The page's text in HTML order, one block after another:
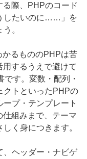
際、PHPのコード
したいのに……」を
。
るもののPHPは苦
するうえで避けて
す。変数・配列・
クトといったPHPの
プ・テンプレート
組みまで、テーマ
く身につきます。
、ヘッダー・ナビゲ